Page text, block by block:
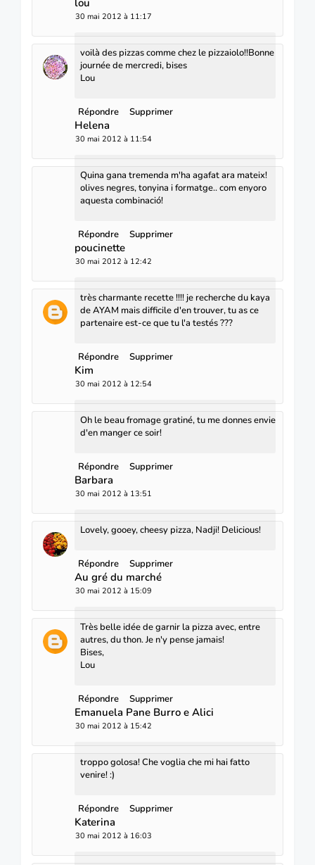
lou
30 mai 2012 à 11:17
voilà des pizzas comme chez le pizzaiolo!!Bonne
journée de mercredi, bises
Lou
Répondre Supprimer
Helena
30 mai 2012 à 11:54
Quina gana tremenda m'ha agafat ara mateix!
olives negres, tonyina i formatge.. com enyoro
aquesta combinació!
Répondre Supprimer
poucinette
30 mai 2012 à 12:42
très charmante recette !!!! je recherche du kaya
de AYAM mais difficile d'en trouver, tu as ce
partenaire est-ce que tu l'a testés ???
Répondre Supprimer
Kim
30 mai 2012 à 12:54
Oh le beau fromage gratiné, tu me donnes envie
d'en manger ce soir!
Répondre Supprimer
Barbara
30 mai 2012 à 13:51
Lovely, gooey, cheesy pizza, Nadji! Delicious!
Répondre Supprimer
Au gré du marché
30 mai 2012 à 15:09
Très belle idée de garnir la pizza avec, entre
autres, du thon. Je n'y pense jamais!
Bises,
Lou
Répondre Supprimer
Emanuela Pane Burro e Alici
30 mai 2012 à 15:42
troppo golosa! Che voglia che mi hai fatto
venire! :)
Répondre Supprimer
Katerina
30 mai 2012 à 16:03